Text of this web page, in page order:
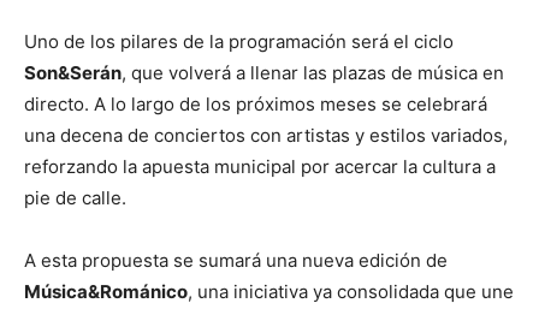
Uno de los pilares de la programación será el ciclo
Son&Serán, que volverá a llenar las plazas de música en
directo. A lo largo de los próximos meses se celebrará
una decena de conciertos con artistas y estilos variados,
reforzando la apuesta municipal por acercar la cultura a
pie de calle.
A esta propuesta se sumará una nueva edición de
Música&Románico, una iniciativa ya consolidada que une